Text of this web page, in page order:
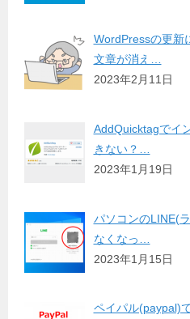
WordPressの更新
文章が消え…
2023年2月11日
AddQuicktagでイ
きない？…
2023年1月19日
パソコンのLINE(
なくなっ…
2023年1月15日
ペイパル(paypal)